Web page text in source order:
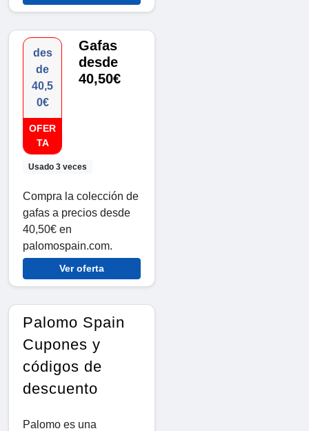
des
de
40,5
0€
OFER
TA
Usado 3 veces
Gafas
desde
40,50€
Compra la colección de
gafas a precios desde
40,50€ en
palomospain.com.
Ver oferta
Palomo Spain
Cupones y
códigos de
descuento
Palomo es una